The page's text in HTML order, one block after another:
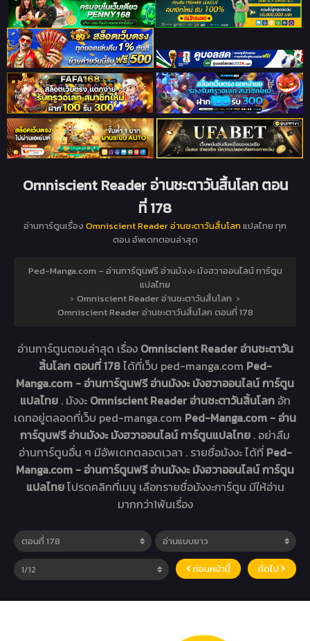
Omniscient Reader อ่านชะตาวันสิ้นโลก ตอน
ที่ 178
อ่านการ์ตูนเรื่อง Omniscient Reader อ่านชะตาวันสิ้นโลกแปลไทย ทุก
ตอน อัพเดทตอนล่าสุด
Ped-Manga.com – อ่านการ์ตูนฟรี อ่านมังงะ มังฮวาออนไลน์ การ์ตูน
แปลไทย
› Omniscient Reader อ่านชะตาวันสิ้นโลก ›
Omniscient Reader อ่านชะตาวันสิ้นโลก ตอนที่ 178
อ่านการ์ตูนตอนล่าสุด เรื่อง Omniscient Reader อ่านชะตาวัน
สิ้นโลก ตอนที่ 178ได้ที่เว็บ ped-manga.com Ped-
Manga.com - อ่านการ์ตูนฟรี อ่านมังงะ มังฮวาออนไลน์ การ์ตูน
แปลไทย . มังงะ Omniscient Reader อ่านชะตาวันสิ้นโลก อัท
เดทอยู่ตลอดที่เว็บ ped-manga.com Ped-Manga.com - อ่าน
การ์ตูนฟรี อ่านมังงะ มังฮวาออนไลน์ การ์ตูนแปลไทย . อย่าลืม
อ่านการ์ตูนอื่น ๆ มีอัพเดทตลอดเวลา . รายชื่อมังงะ ได้ที่ Ped-
Manga.com - อ่านการ์ตูนฟรี อ่านมังงะ มังฮวาออนไลน์ การ์ตูน
แปลไทยโปรดคลิกที่เมนู เลือกรายชื่อมังงะการ์ตูน มีให้อ่าน
มากกว่า1พันเรื่อง
ก่อนหน้านี้ ถัดไป